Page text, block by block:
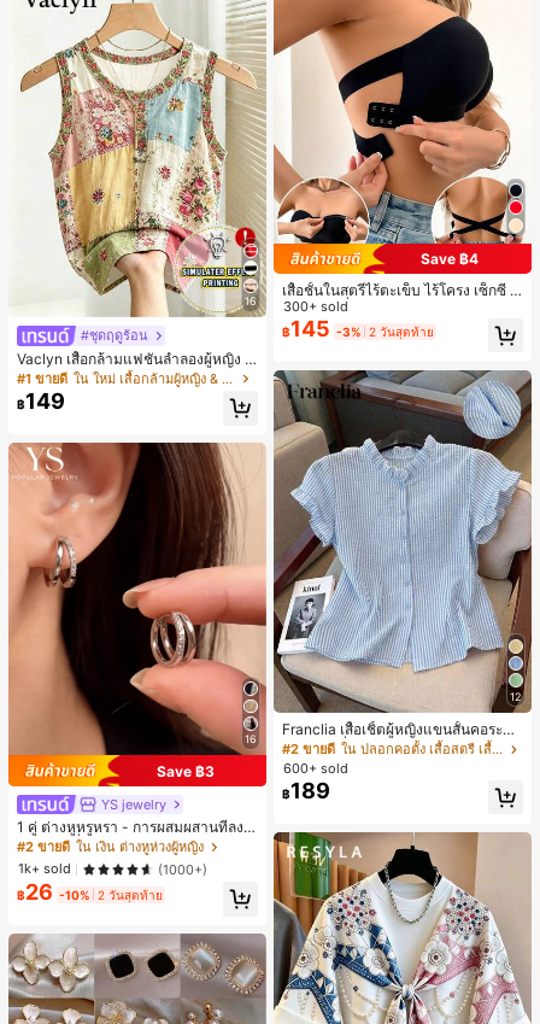
16
#ชุดฤดูร้อน
Vaclyn เสื้อกล้ามแฟชั่นลำลองผู้หญิง ล
ายแพตช์เวิร์ก แขนกุด คอกลม ติดกระดุ
ม
#1 ขายดี ใน ใหม่ เสื้อกล้ามผู้หญิง & Camis
฿149
16
Save ฿3
YS jewelry
1 คู่ ต่างหูหรูหรา - การผสมผสานที่ลงตั
วของแฟชั่นและความซับซ้อน, ดีไซน์ส
องชั้น, เหมาะสำหรับสุภาพสตรีและนักเ
รียน, ต่างหูทองแดงฝังไมโคร
#2 ขายดี ใน เงิน ต่างหูห่วงผู้หญิง
1k+ sold
(1000+)
฿26 -10% 2 วันสุดท้าย
Save ฿4
เสื้อชั้นในสตรีไร้ตะเข็บ ไร้โครง เซ็กซี่ ด้
านข้างไม่ลื่น แผ่นรองถอดได้ ลายไขว้ห
ลัง ไร้สาย สบายตลอดวัน
300+ sold
฿145 -3% 2 วันสุดท้าย
12
Franclia เสื้อเชิ้ตผู้หญิงแขนสั้นคอระบา
ยกระดุมเดี่ยวลายทาง
#2 ขายดี
ใน ปลอกคอตั้ง เสื้อสตรี เสื้อเบลาส์ & Tee
600+ sold
฿189